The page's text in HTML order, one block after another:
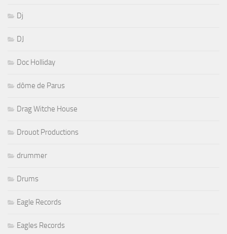
Dj
DJ
Doc Holliday
dôme de Parus
Drag Witche House
Drouot Productions
drummer
Drums
Eagle Records
Eagles Records